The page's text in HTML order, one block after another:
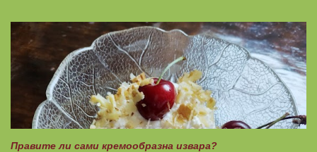
кайма, може изобщо да не добавяте мазнини... Каймата се задушава с
лука и картофите. Всичко останало с3 нарязва и добавя към сместа.
Пече се до готовност. Заливката е от яйца,кашкавал и 150гр. кисело
мляко. Цялото количество можете да разпределите на порции и да
хапвате както предпочитате. Нека да ни е вкусно заедно! Люси
Правите ли сами кремообразна извара?